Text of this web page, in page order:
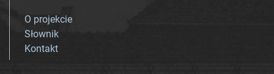
O projekcie
Słownik
Kontakt